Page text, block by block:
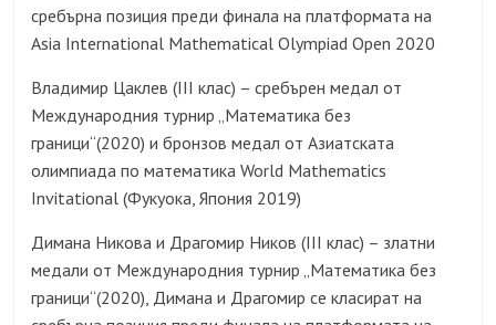
сребърна позиция преди финала на платформата на
Asia International Mathematical Olympiad Open 2020
Владимир Цаклев (III клас) – сребърен медал от
Международния турнир „Математика без
граници“(2020) и бронзов медал от Азиатската
олимпиада по математика World Mathematics
Invitational (Фукуока, Япония 2019)
Димана Никова и Драгомир Ников (III клас) – златни
медали от Международния турнир „Математика без
граници“(2020), Димана и Драгомир се класират на